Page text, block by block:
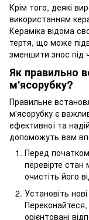
Крім того, деякі
використанням
Кераміка відома
тертя, що може
зменшити знос під
Як правильно
м'ясорубку?
Правильне
м'ясорубку є
ефективної та
допоможуть вам
Перед початком
перевірте стан
очистіть його
Установіть
орієнтовані